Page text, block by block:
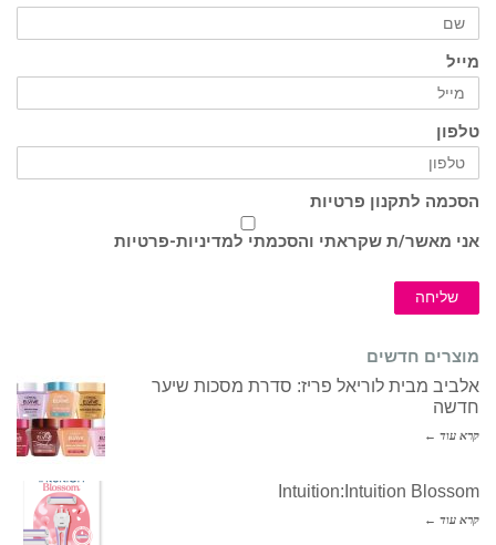
מייל
טלפון
הסכמה לתקנון פרטיות
אני מאשר/ת שקראתי והסכמתי למדיניות-פרטיות
שליחה
מוצרים חדשים
אלביב מבית לוריאל פריז: סדרת מסכות שיער
חדשה
קרא עוד ←
Intuition:Intuition Blossom
קרא עוד ←